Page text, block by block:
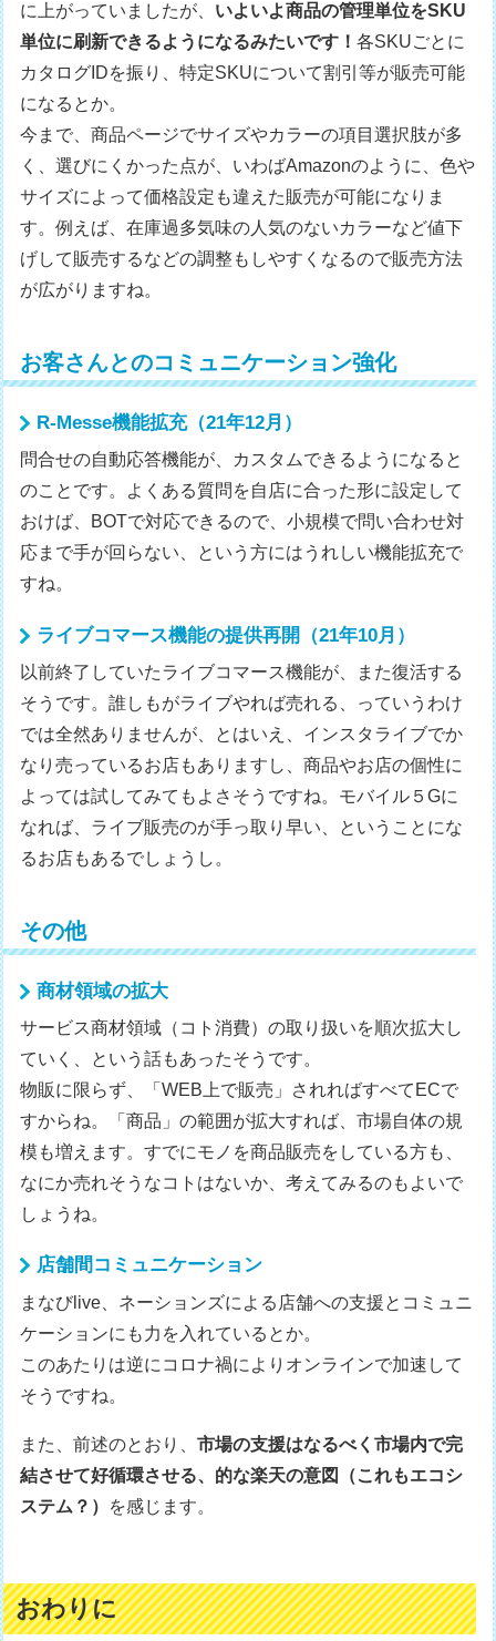
に上がっていましたが、 いよいよ商品の管理単位をSKU
単位に刷新できるようになるみたいです！各SKUごとに
カタログIDを振り、特定SKUについて割引等が販売可能
になるとか。
今まで、商品ページでサイズやカラーの項目選択肢が多
く、選びにくかった点が、いわばAmazonのように、色や
サイズによって価格設定も違えた販売が可能になりま
す。例えば、在庫過多気味の人気のないカラーなど値下
げして販売するなどの調整もしやすくなるので販売方法
が広がりますね。
お客さんとのコミュニケーション強化
R-Messe機能拡充（21年12月）
問合せの自動応答機能が、カスタムできるようになると
のことです。よくある質問を自店に合った形に設定して
おけば、BOTで対応できるので、小規模で問い合わせ対
応まで手が回らない、という方にはうれしい機能拡充で
すね。
ライブコマース機能の提供再開（21年10月）
以前終了していたライブコマース機能が、また復活する
そうです。誰しもがライブやれば売れる、っていうわけ
では全然ありませんが、とはいえ、インスタライブでか
なり売っているお店もありますし、商品やお店の個性に
よっては試してみてもよさそうですね。モバイル５Gに
なれば、ライブ販売のが手っ取り早い、ということにな
るお店もあるでしょうし。
その他
商材領域の拡大
サービス商材領域（コト消費）の取り扱いを順次拡大し
ていく、という話もあったそうです。
物販に限らず、「WEB上で販売」されればすべてECで
すからね。「商品」の範囲が拡大すれば、市場自体の規
模も増えます。すでにモノを商品販売をしている方も、
なにか売れそうなコトはないか、考えてみるのもよいで
しょうね。
店舗間コミュニケーション
まなびlive、ネーションズによる店舗への支援とコミュニ
ケーションにも力を入れているとか。
このあたりは逆にコロナ禍によりオンラインで加速して
そうですね。
また、前述のとおり、市場の支援はなるべく市場内で完
結させて好循環させる、的な楽天の意図（これもエコシ
ステム？） を感じます。
おわりに